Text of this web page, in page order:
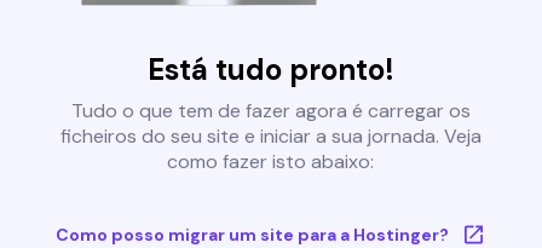
Está tudo pronto!
Tudo o que tem de fazer agora é carregar os
ficheiros do seu site e iniciar a sua jornada. Veja
como fazer isto abaixo:
Como posso migrar um site para a Hostinger?